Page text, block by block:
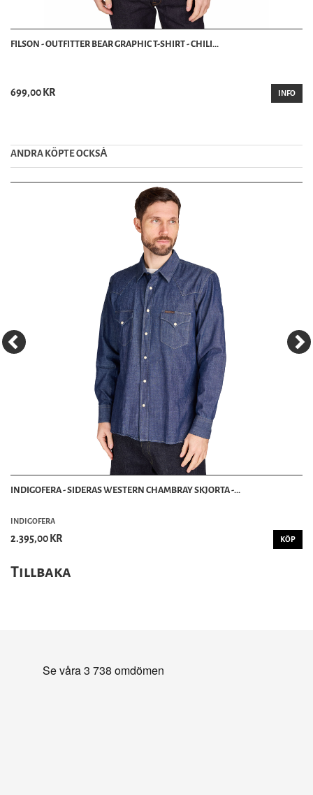
FILSON - OUTFITTER BEAR GRAPHIC T-SHIRT - CHILI...
699,00 KR INFO
ANDRA KÖPTE OCKSȦ
INDIGOFERA - SIDERAS WESTERN CHAMBRAY SKJORTA -...
INDIGOFERA
2.395,00 KR KÖP
Tillbaka